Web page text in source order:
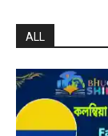
ALL